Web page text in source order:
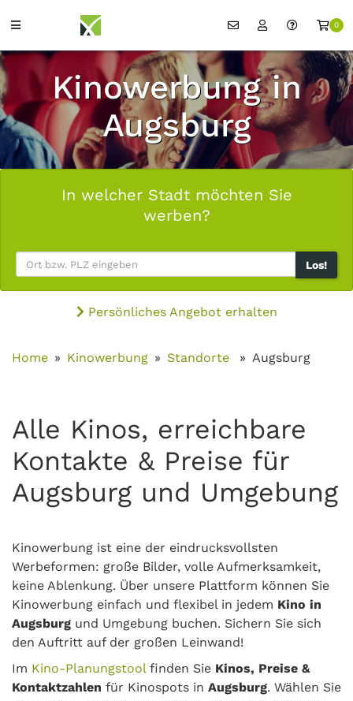
0
Kinowerbung in
Augsburg
In welcher Stadt möchten Sie
werben?
Los!
Persönliches Angebot erhalten
Home Kinowerbung Standorte Augsburg
Alle Kinos, erreichbare
Kontakte & Preise für
Augsburg und Umgebung
Kinowerbung ist eine der eindrucksvollsten
Werbeformen: große Bilder, volle Aufmerksamkeit,
keine Ablenkung. Über unsere Plattform können Sie
Kinowerbung einfach und flexibel in jedem Kino in
Augsburg und Umgebung buchen. Sichern Sie sich
den Auftritt auf der großen Leinwand!
Im Kino-Planungstoolfinden Sie Kinos, Preise &
Kontaktzahlen für Kinospots in Augsburg. Wählen Sie